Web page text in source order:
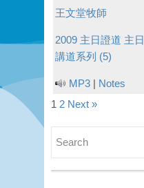
王文堂牧師
2009 主日證道 主日
講道系列 (5)
MP3 | Notes
1 2 Next »